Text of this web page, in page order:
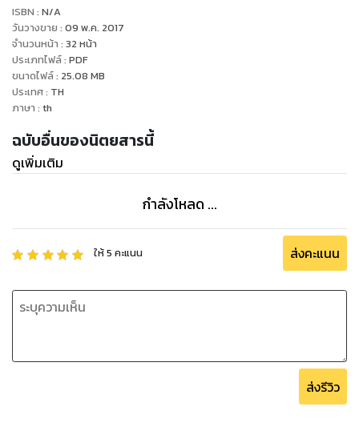
ISBN : N/A
วันวางขาย : 09 พ.ค. 2017
จำนวนหน้า : 32 หน้า
ประเภทไฟล์: PDF
ขนาดไฟล์: 25.08 MB
ประเทศ: TH
ภาษา : th
ฉบับอื่นของนิตยสารนี้
ดูเพิ่มเติม
กำลังโหลด ...
ให้5 คะแนน ส่งคะแนน
ส่งรีวิว